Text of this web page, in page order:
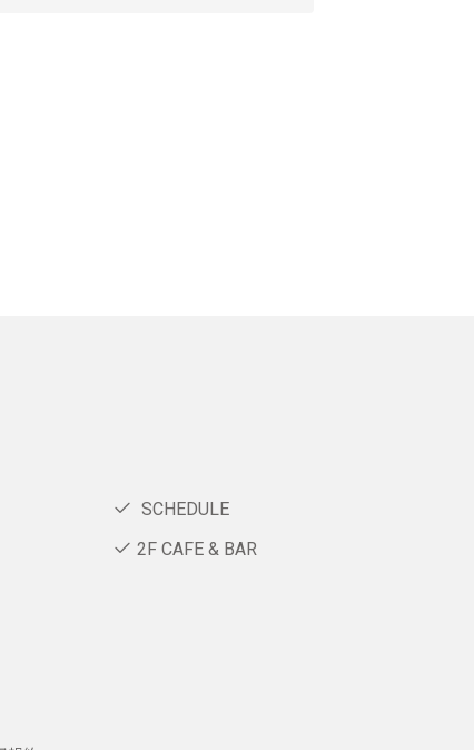
SCHEDULE
2F CAFE & BAR